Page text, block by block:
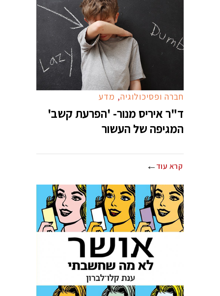
חברה ופסיכולוגיה, מדע
ד"ר איריס מנור- 'הפרעת קשב'
המגיפה של העשור
קרא עוד